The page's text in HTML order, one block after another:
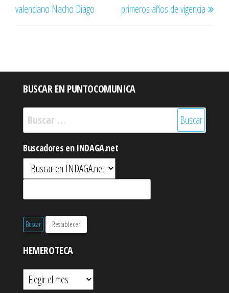
valenciano Nacho Diago
primeros años de vigencia
BUSCAR EN PUNTOCOMUNICA
Buscar:
Buscadores en INDAGA.net
HEMEROTECA
Hemeroteca